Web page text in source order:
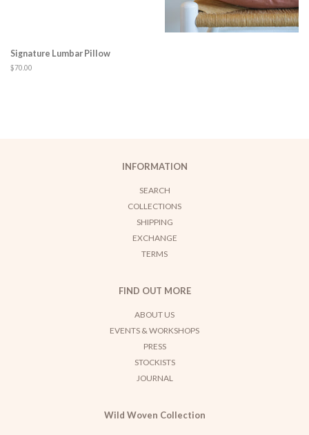
Signature Lumbar Pillow
Regular
$70.00
INFORMATION
SEARCH
COLLECTIONS
SHIPPING
EXCHANGE
TERMS
FIND OUT MORE
ABOUT US
EVENTS & WORKSHOPS
PRESS
STOCKISTS
JOURNAL
Wild Woven Collection